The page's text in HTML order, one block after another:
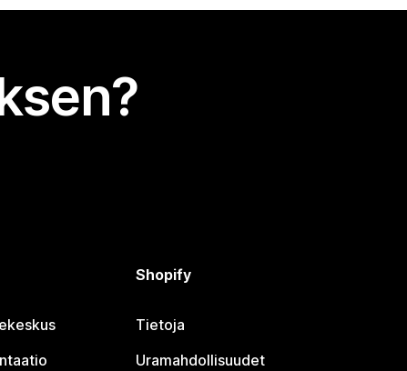
Shopify
Tietoja
Uramahdollisuudet